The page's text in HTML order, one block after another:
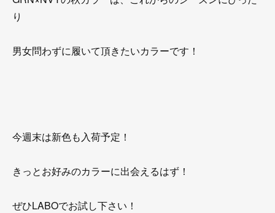
り
男女問わずに履いて頂きたいカラーです！
今週末は新色も入荷予定！
きっとお好みのカラーに出会えるはず！
ぜひLABOでお試し下さい！